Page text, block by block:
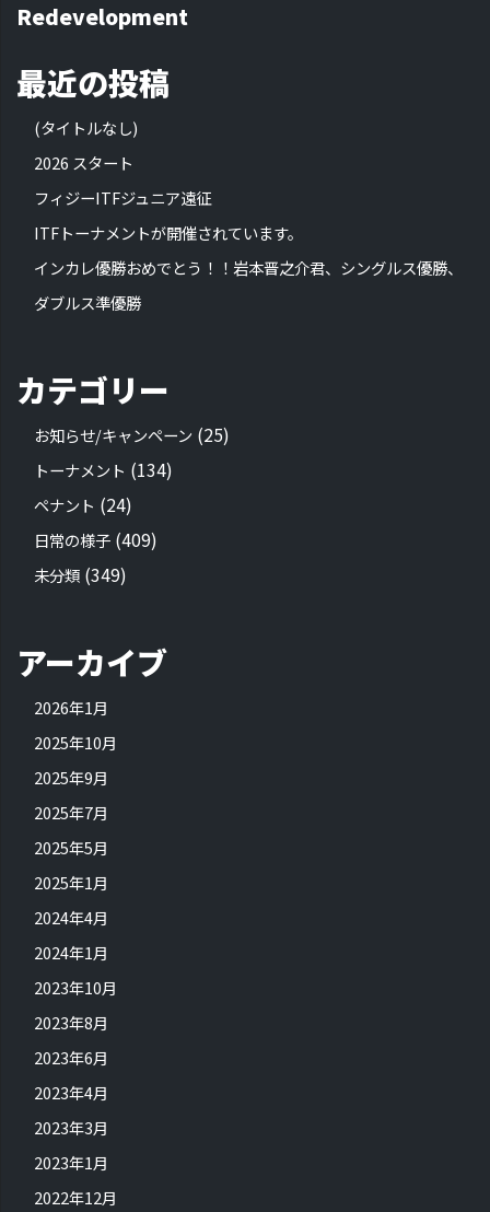
Redevelopment
最近の投稿
(タイトルなし)
2026 スタート
フィジーITFジュニア遠征
ITFトーナメントが開催されています。
インカレ優勝おめでとう！！岩本晋之介君、シングルス優勝、
ダブルス準優勝
カテゴリー
お知らせ/キャンペーン (25)
トーナメント (134)
ペナント (24)
日常の様子 (409)
未分類 (349)
アーカイブ
2026年1月
2025年10月
2025年9月
2025年7月
2025年5月
2025年1月
2024年4月
2024年1月
2023年10月
2023年8月
2023年6月
2023年4月
2023年3月
2023年1月
2022年12月